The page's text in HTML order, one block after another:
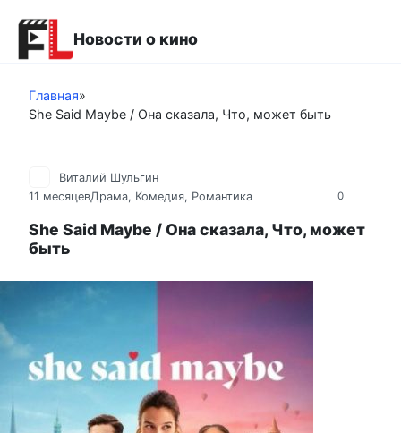
контенту
Новости о кино
Главная»
She Said Maybe / Она сказала, Что, может быть
0
Виталий Шульгин
11 месяцевДрама, Комедия, Романтика
She Said Maybe / Она сказала, Что, может
быть